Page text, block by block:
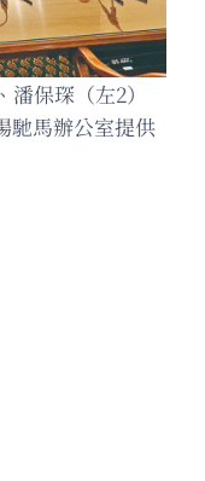
保琛（左2）
馳馬辦公室提供